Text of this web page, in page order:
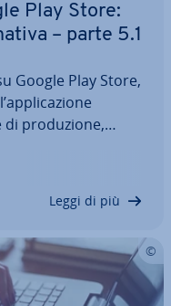
Play Store:
– parte 5.1
Google Play Store,
di pro­du­zio­ne,
per la pub­
Leggi di più